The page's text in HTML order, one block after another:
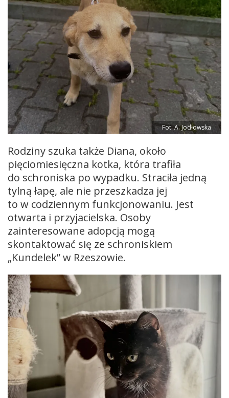
Fot. A. Jodłowska
Rodziny szuka także Diana, około
pięciomiesięczna kotka, która trafiła
do schroniska po wypadku. Straciła jedną
tylną łapę, ale nie przeszkadza jej
to w codziennym funkcjonowaniu. Jest
otwarta i przyjacielska. Osoby
zainteresowane adopcją mogą
skontaktować się ze schroniskiem
„Kundelek” w Rzeszowie.